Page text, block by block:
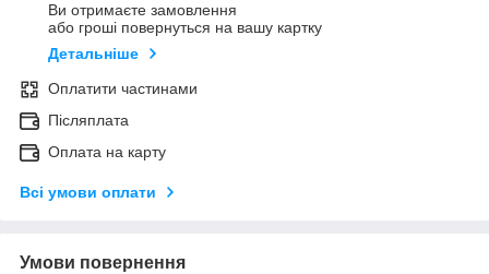
Ви отримаєте замовлення
або гроші повернуться на вашу картку
Детальніше
Оплатити частинами
Післяплата
Оплата на карту
Всі умови оплати
Умови повернення